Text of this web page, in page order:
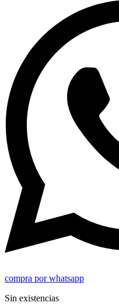
compra por whatsapp
Sin existencias